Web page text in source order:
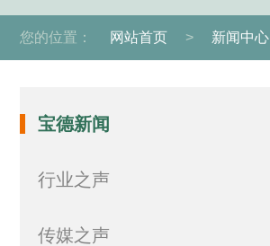
您的位置： 网站首页 > 新闻中心
宝德新闻
行业之声
传媒之声